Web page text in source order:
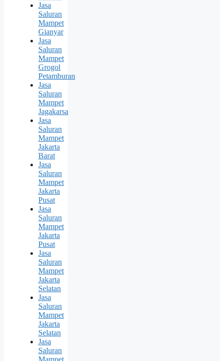
Jasa
Saluran
Mampet
Gianyar
Jasa
Saluran
Mampet
Grogol
Petamburan
Jasa
Saluran
Mampet
Jagakarsa
Jasa
Saluran
Mampet
Jakarta
Barat
Jasa
Saluran
Mampet
Jakarta
Pusat
Jasa
Saluran
Mampet
Jakarta
Pusat
Jasa
Saluran
Mampet
Jakarta
Selatan
Jasa
Saluran
Mampet
Jakarta
Selatan
Jasa
Saluran
Mampet